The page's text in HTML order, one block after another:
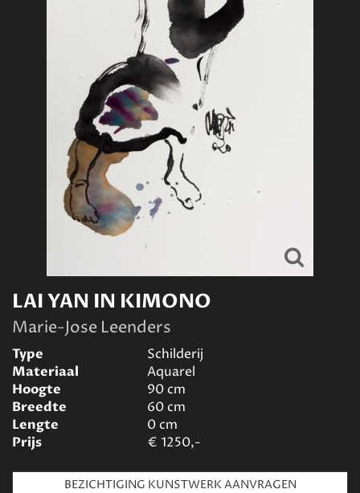
LAI YAN IN KIMONO
Marie-Jose Leenders
Type
Schilderij
Materiaal
Aquarel
Hoogte
90cm
Breedte
60cm
Lengte
0cm
Prijs
€ 1250,-
BEZICHTIGING KUNSTWERK AANVRAGEN